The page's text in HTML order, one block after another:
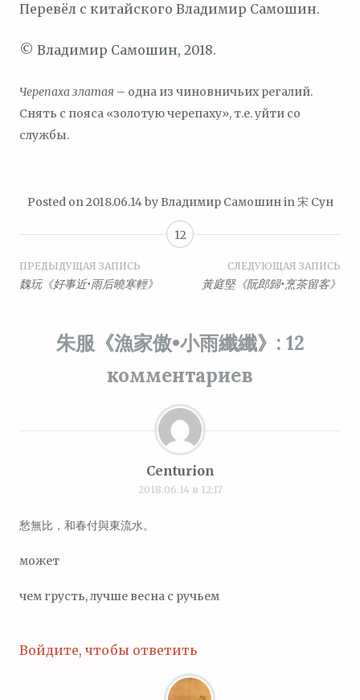
Перевёл с китайского Владимир Самошин.
© Владимир Самошин, 2018.
Черепаха златая – одна из чиновничьих регалий.
Снять с пояса «золотую черепаху», т.е. уйти со
службы.
Posted on 2018.06.14by Владимир Самошинin 宋 Сун
12
Навигация
записям
ПРЕДЫДУЩАЯ ЗАПИСЬ
魏玩《好事近•雨后曉寒輕》
СЛЕДУЮЩАЯ ЗАПИСЬ
黃庭堅《阮郎歸•烹茶留客》
朱服《漁家傲•小雨纖纖》 : 12
комментариев
Centurion
2018.06.14 в 12:17
愁無比，和春付與東流水。
может
чем грусть, лучше весна с ручьем
Войдите, чтобы ответить